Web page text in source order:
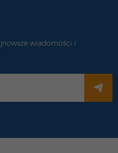
wiadomości i